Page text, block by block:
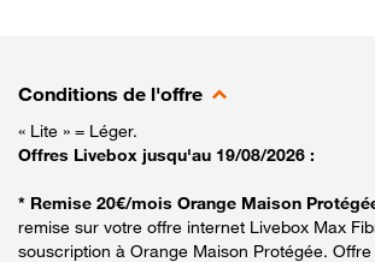
Conditions de l'offre
« Lite » = Léger.
Offres Livebox jusqu'au 19/08/2026 :
* Remise 20€/mois Orange Maison
remise sur votre offre internet Livebox Max
souscription à Orange Maison Protégée.